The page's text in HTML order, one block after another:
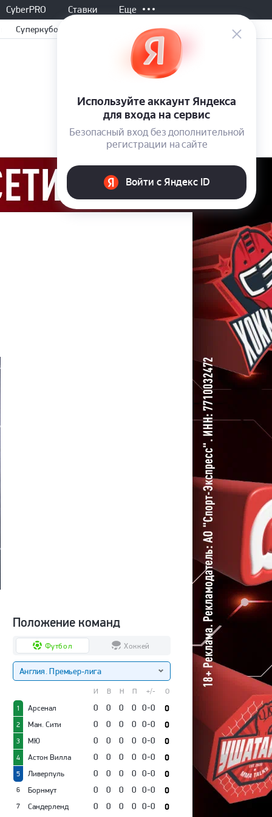
CyberPRO Ставки Еще
Суперкубок
Все матчи
Положение команд
Футбол Хоккей
Англия. Премьер-лига
И В Н П +/-
О
1
Арсенал 0 0 0 0 0-0 0
2 Ман. Сити 0 0 0 0 0-0 0
3 МЮ 0 0 0 0 0-0 0
4 Астон Вилла 0 0 0 0 0-0 0
5 Ливерпуль 0 0 0 0 0-0 0
6 Борнмут 0 0 0 0 0-0 0
7 Сандерленд 0 0 0 0 0-0 0